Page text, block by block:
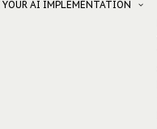
YOUR AI IMPLEMENTATION